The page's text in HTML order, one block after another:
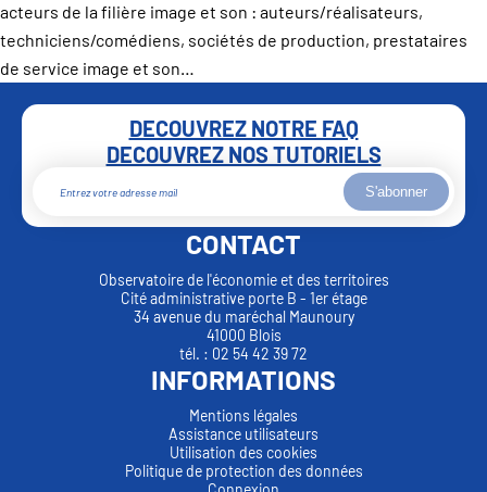
acteurs de la filière image et son : auteurs/réalisateurs,
techniciens/comédiens, sociétés de production, prestataires
de service image et son…
DECOUVREZ NOTRE FAQ
DECOUVREZ NOS TUTORIELS
S'abonner
CONTACT
Observatoire de l'économie et des territoires
Cité administrative porte B - 1er étage
34 avenue du maréchal Maunoury
41000 Blois
tél. : 02 54 42 39 72
INFORMATIONS
Mentions légales
Assistance utilisateurs
Utilisation des cookies
Politique de protection des données